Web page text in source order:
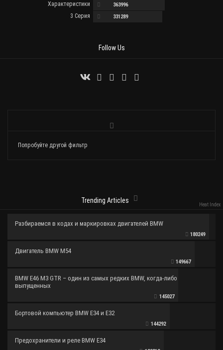
Характеристики 363996
3 Серия 331289
Follow Us
Попробуйте другой фильтр
Trending Articles
Heat Index
Разбираемся в кодах и маркировках двигателей BMW
180249
Двигатель BMW M54
149667
BMW E46 M3 GTR – один из самых редких BMW, когда-либо
выпущенных
145027
Бортовой компьютер BMW E34 и E32
144292
Предохранители и реле BMW E34